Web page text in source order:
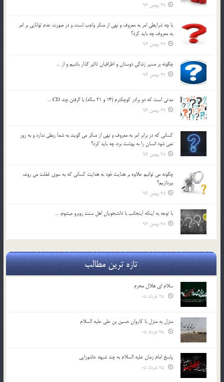
29 بهمن 96
با چه شرايطي امر به معروف و نهي از منکر واجب است، و در صورت عدم توانايي بر امر
به معروف چه بايد کرد؟
29 بهمن 96
چگونه بر مسير زندگي دوستان و اطرافيان تاثير گذار باشيم و از …
29 بهمن 96
مدتي است كه دو برادر كوچكترم (14 و 21 ساله) با گرفتن چند CD …
29 بهمن 96
كساني كه در برابر امر به معروف و نهي از منكر مي گويند به شما ربطي ندارد و به زور
نمي شود انسان را به بهشت برد، چه بايد كرد؟
28 بهمن 96
چگونه مي توانيم علاوه بر هدايت خود به هدايت كساني كه به سوي غفلت مي روند،
بپردازيم؟
28 بهمن 96
با توجه به اينكه اينجانب با دانشجويان اهل سنت روبرو مي‎شوم، …
28 بهمن 96
تازه ترین مطالب
سلام ای هلال محرم
منزل به منزل با کاروان حسین بن علی علیه السلام
پاسخ امام زمان علیه السلام به چند شبهه عاشورایی